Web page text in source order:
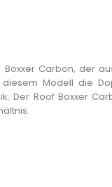
Carbon, der
Modell die
Der Roof Boxxer